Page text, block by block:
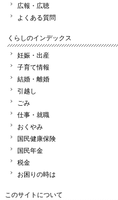
広報・広聴
よくある質問
くらしのインデックス
妊娠・出産
子育て情報
結婚・離婚
引越し
ごみ
仕事・就職
おくやみ
国民健康保険
国民年金
税金
お困りの時は
このサイトについて